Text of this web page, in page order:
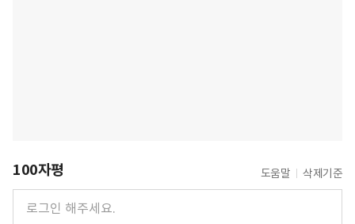
100자평 도움말 삭제기준